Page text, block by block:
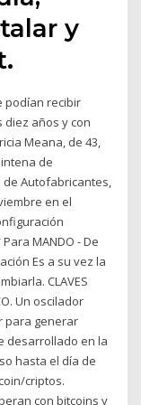
y
podían recibir
diez años y con
Meana, de 43,
de
Autofabricantes,
en el
MANDO - De
Es a su vez la
CLAVES
Un oscilador
para generar
desarrollado en la
hasta el día de
criptos.
con bitcoins y